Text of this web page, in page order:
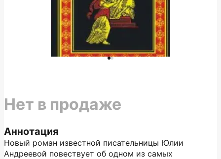
Аннотация
Новый роман известной писательницы Юлии
Андреевой повествует об одном из самых
Нет в продаже